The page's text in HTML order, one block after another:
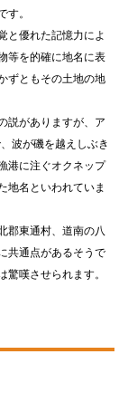
す。
と優れた記憶力によ
等を的確に地名に表
ずともその土地の地
説がありますが、ア
波が磯を越えしぶき
港に注ぐオクネップ
地名といわれていま
郡東通村、道南の八
共通点があるそうで
嘆させられます。